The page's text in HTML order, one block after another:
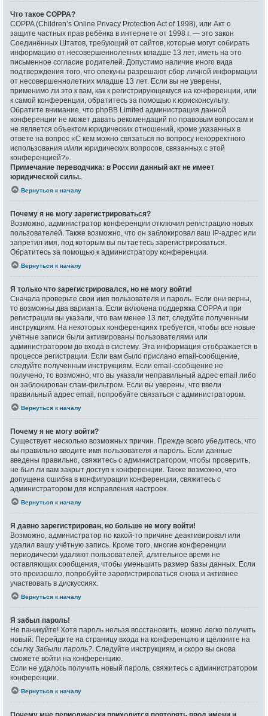
Что такое COPPA?
COPPA (Children’s Online Privacy Protection Act of 1998), или Акт о
защите частных прав ребёнка в интернете от 1998 г. — это закон
Соединённых Штатов, требующий от сайтов, которые могут собирать
информацию от несовершеннолетних младше 13 лет, иметь на это
письменное согласие родителей. Допустимо наличие иного вида
подтверждения того, что опекуны разрешают сбор личной информации
от несовершеннолетних младше 13 лет. Если вы не уверены,
применимо ли это к вам, как к регистрирующемуся на конференции, или
к самой конференции, обратитесь за помощью к юрисконсульту.
Обратите внимание, что phpBB Limited администрация данной
конференции не может давать рекомендаций по правовым вопросам и
не является объектом юридических отношений, кроме указанных в
ответе на вопрос «С кем можно связаться по вопросу некорректного
использования и/или юридических вопросов, связанных с этой
конференцией?».
Примечание переводчика: в России данный акт не имеет
юридической силы.
Вернуться к началу
Почему я не могу зарегистрироваться?
Возможно, администратор конференции отключил регистрацию новых
пользователей. Также возможно, что он заблокировал ваш IP-адрес или
запретил имя, под которым вы пытаетесь зарегистрироваться.
Обратитесь за помощью к администратору конференции.
Вернуться к началу
Я только что зарегистрировался, но не могу войти!
Сначала проверьте свои имя пользователя и пароль. Если они верны,
то возможны два варианта. Если включена поддержка COPPA и при
регистрации вы указали, что вам менее 13 лет, следуйте полученным
инструкциям. На некоторых конференциях требуется, чтобы все новые
учётные записи были активированы пользователями или
администратором до входа в систему. Эта информация отображается в
процессе регистрации. Если вам было прислано email-сообщение,
следуйте полученным инструкциям. Если email-сообщение не
получено, то возможно, что вы указали неправильный адрес email либо
он заблокирован спам-фильтром. Если вы уверены, что ввели
правильный адрес email, попробуйте связаться с администратором.
Вернуться к началу
Почему я не могу войти?
Существует несколько возможных причин. Прежде всего убедитесь, что
вы правильно вводите имя пользователя и пароль. Если данные
введены правильно, свяжитесь с администратором, чтобы проверить,
не был ли вам закрыт доступ к конференции. Также возможно, что
допущена ошибка в конфигурации конференции, свяжитесь с
администратором для исправления настроек.
Вернуться к началу
Я давно зарегистрирован, но больше не могу войти!
Возможно, администратор по какой-то причине деактивировал или
удалил вашу учётную запись. Кроме того, многие конференции
периодически удаляют пользователей, длительное время не
оставляющих сообщения, чтобы уменьшить размер базы данных. Если
это произошло, попробуйте зарегистрироваться снова и активнее
участвовать в дискуссиях.
Вернуться к началу
Я забыл пароль!
Не паникуйте! Хотя пароль нельзя восстановить, можно легко получить
новый. Перейдите на страницу входа на конференцию и щёлкните на
ссылку Забыли пароль? . Следуйте инструкциям, и скоро вы снова
сможете войти на конференцию.
Если не удалось получить новый пароль, свяжитесь с администратором
конференции.
Вернуться к началу